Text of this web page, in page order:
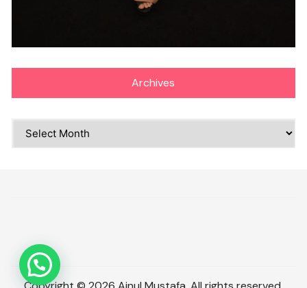
Archives
Archives